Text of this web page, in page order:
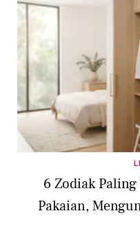
6 Zodiak
Pakaian,